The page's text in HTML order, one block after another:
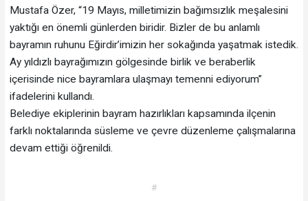
Mustafa Özer, “19 Mayıs, milletimizin bağımsızlık meşalesini
yaktığı en önemli günlerden biridir. Bizler de bu anlamlı
bayramın ruhunu Eğirdir’imizin her sokağında yaşatmak istedik.
Ay yıldızlı bayrağımızın gölgesinde birlik ve beraberlik
içerisinde nice bayramlara ulaşmayı temenni ediyorum”
ifadelerini kullandı.
Belediye ekiplerinin bayram hazırlıkları kapsamında ilçenin
farklı noktalarında süsleme ve çevre düzenleme çalışmalarına
devam ettiği öğrenildi.
#